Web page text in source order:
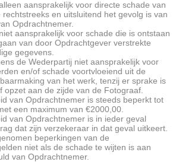
aansprakelijk voor directe schade van
en uitsluitend het gevolg is van
Opdrachtnemer.
aansprakelijk voor schade die is ontstaan
van door Opdrachtgever verstrekte
gegevens.
de Wederpartij niet aansprakelijk voor
en/of schade voortvloeiend uit de
van het werk, tenzij er sprake is
opzet aan de zijde van de Fotograaf.
van Opdrachtnemer is steeds beperkt tot
een maximum van €2000,00.
van Opdrachtnemer is in ieder geval
dat zijn verzekeraar in dat geval uitkeert.
beperkingen van de
niet als de schade te wijten is aan
van Opdrachtnemer.